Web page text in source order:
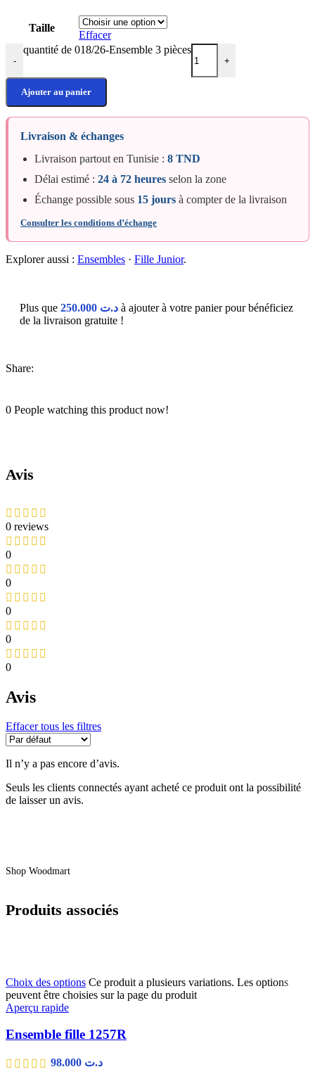
Taille
Effacer
-
quantité de 018/26-Ensemble 3 pièces
+
Ajouter au panier
Livraison & échanges
Livraison partout en Tunisie : 8 TND
Délai estimé : 24 à 72 heures selon la zone
Échange possible sous 15 jours à compter de la livraison
Consulter les conditions d’échange
Explorer aussi : Ensembles · Fille Junior.
Plus que د.ت à ajouter à votre panier pour bénéficiez
de la livraison gratuite !
Share:
0 People watching this product now!
Avis
0 reviews
0
0
0
0
0
Avis
Effacer tous les filtres
Il n’y a pas encore d’avis.
Seuls les clients connectés ayant acheté ce produit ont la possibilité
de laisser un avis.
Shop Woodmart
Produits associés
Choix des options Ce produit a plusieurs variations. Les options
peuvent être choisies sur la page du produit
Aperçu rapide
Ensemble fille 1257R
د.ت